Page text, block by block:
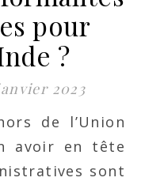
pour
?
2023
avoir en tête
sont